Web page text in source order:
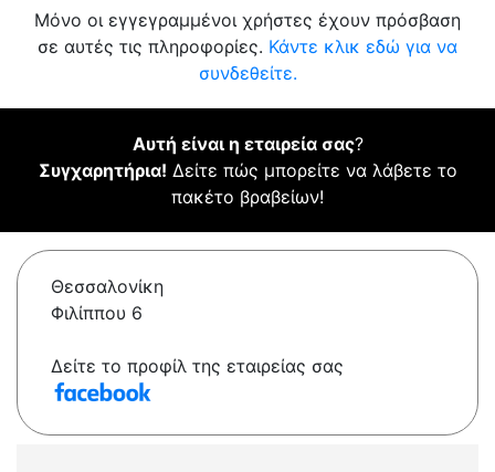
Μόνο οι εγγεγραμμένοι χρήστες έχουν πρόσβαση
σε αυτές τις πληροφορίες. Κάντε κλικ εδώ για να
συνδεθείτε.
Αυτή είναι η εταιρεία σας?
Συγχαρητήρια! Δείτε πώς μπορείτε να λάβετε το
πακέτο βραβείων!
Θεσσαλονίκη
Φιλίππου 6
Δείτε το προφίλ της εταιρείας σας